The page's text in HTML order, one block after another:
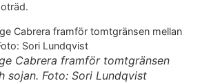
Cabrera framför tomtgränsen
sojan. Foto: Sori Lundqvist